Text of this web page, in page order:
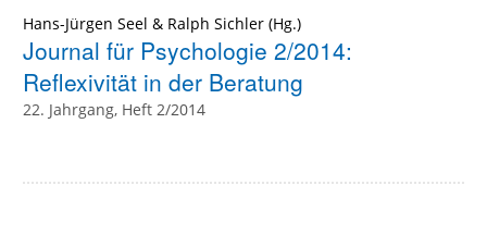
Hans-Jürgen Seel & Ralph Sichler (Hg.)
Journal für Psychologie 2/2014:
Reflexivität in der Beratung
22. Jahrgang, Heft 2/2014